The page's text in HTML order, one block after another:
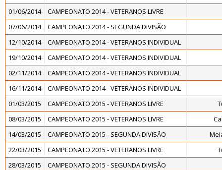
01/06/2014
CAMPEONATO 2014 - VETERANOS LIVRE
07/06/2014
CAMPEONATO 2014 - SEGUNDA DIVISÃO
12/10/2014
CAMPEONATO 2014 - VETERANOS INDIVIDUAL
19/10/2014
CAMPEONATO 2014 - VETERANOS INDIVIDUAL
02/11/2014
CAMPEONATO 2014 - VETERANOS INDIVIDUAL
16/11/2014
CAMPEONATO 2014 - VETERANOS INDIVIDUAL
01/03/2015
CAMPEONATO 2015 - VETERANOS LIVRE
08/03/2015
CAMPEONATO 2015 - VETERANOS LIVRE
14/03/2015
CAMPEONATO 2015 - SEGUNDA DIVISÃO
22/03/2015
CAMPEONATO 2015 - VETERANOS LIVRE
28/03/2015
CAMPEONATO 2015 - SEGUNDA DIVISÃO